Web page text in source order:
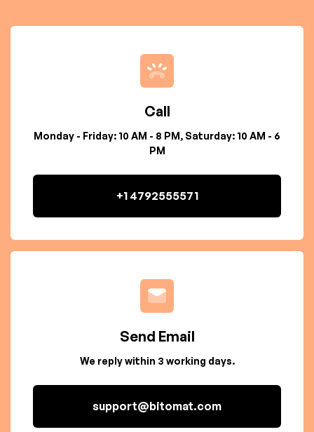
Call
Monday - Friday: 10 AM - 8 PM, Saturday: 10 AM - 6
PM
+1 4792555571
Send Email
We reply within 3 working days.
support@bitomat.com